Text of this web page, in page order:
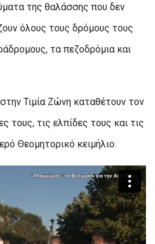
της θαλάσσης που δεν
όλους τους δρόμους τους
τα πεζοδρόμια και
Τιμία Ζώνη καταθέτουν τον
τους, τις ελπίδες τους και τις
Θεομητορικό κειμήλιο.